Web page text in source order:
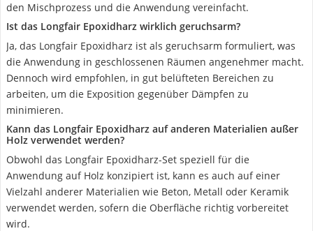
den Mischprozess und die Anwendung vereinfacht.
Ist das Longfair Epoxidharz wirklich geruchsarm?
Ja, das Longfair Epoxidharz ist als geruchsarm formuliert, was
die Anwendung in geschlossenen Räumen angenehmer macht.
Dennoch wird empfohlen, in gut belüfteten Bereichen zu
arbeiten, um die Exposition gegenüber Dämpfen zu
minimieren.
Kann das Longfair Epoxidharz auf anderen Materialien außer
Holz verwendet werden?
Obwohl das Longfair Epoxidharz-Set speziell für die
Anwendung auf Holz konzipiert ist, kann es auch auf einer
Vielzahl anderer Materialien wie Beton, Metall oder Keramik
verwendet werden, sofern die Oberfläche richtig vorbereitet
wird.